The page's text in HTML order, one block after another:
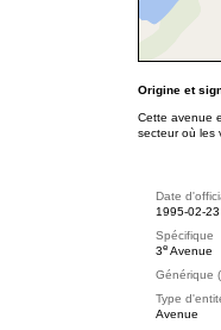
Origine et
Cette avenue
secteur où les
Date
1995-02-23
Spécifique
3e Avenue
Générique
Type
Avenue